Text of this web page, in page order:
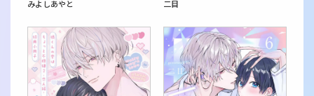
みよしあやと 二目